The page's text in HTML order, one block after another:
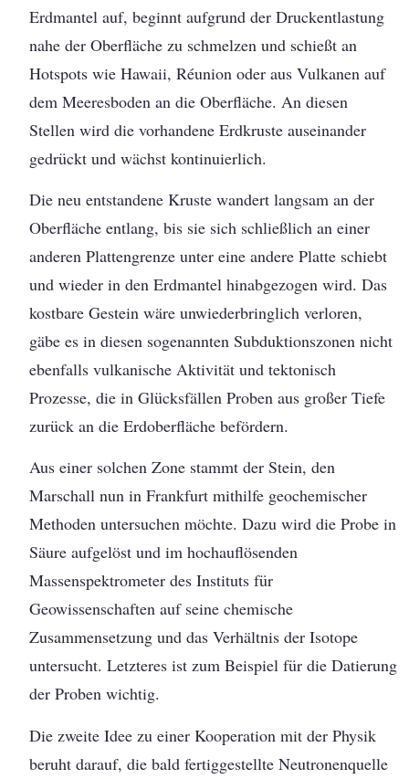
Erdmantel auf, beginnt aufgrund der Druckentlastung
nahe der Oberfläche zu schmelzen und schießt an
Hotspots wie Hawaii, Réunion oder aus Vulkanen auf
dem Meeresboden an die Oberfläche. An diesen
Stellen wird die vorhandene Erdkruste auseinander
gedrückt und wächst kontinuierlich.
Die neu entstandene Kruste wandert langsam an der
Oberfläche entlang, bis sie sich schließlich an einer
anderen Plattengrenze unter eine andere Platte schiebt
und wieder in den Erdmantel hinabgezogen wird. Das
kostbare Gestein wäre unwiederbringlich verloren,
gäbe es in diesen sogenannten Subduktionszonen nicht
ebenfalls vulkanische Aktivität und tektonisch
Prozesse, die in Glücksfällen Proben aus großer Tiefe
zurück an die Erdoberfläche befördern.
Aus einer solchen Zone stammt der Stein, den
Marschall nun in Frankfurt mithilfe geochemischer
Methoden untersuchen möchte. Dazu wird die Probe in
Säure aufgelöst und im hochauflösenden
Massenspektrometer des Instituts für
Geowissenschaften auf seine chemische
Zusammensetzung und das Verhältnis der Isotope
untersucht. Letzteres ist zum Beispiel für die Datierung
der Proben wichtig.
Die zweite Idee zu einer Kooperation mit der Physik
beruht darauf, die bald fertiggestellte Neutronenquelle